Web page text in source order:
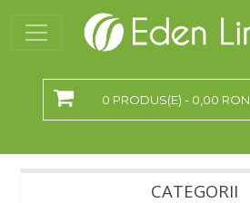
0 PRODUS(E) - 0,00 RON
CATEGORII